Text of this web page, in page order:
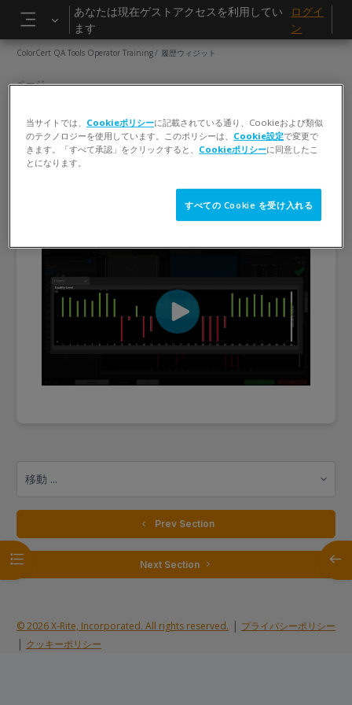
メインコンテンツへスキップする
サイドパネル
あなたは現在ゲストアクセスを利用してい
ます
ログイ
ン
コースインデックスを開く ブロ
ColorCert QA Tools Operator Training 履歴ウィジット
ページ
完了要件
閲覧する
  Prev Section
Next Section
© 2026 X-Rite, Incorporated. All rights reserved. | プライバシーポリシー
| クッキーポリシー
当サイトでは、 Cookieポリシーに記載されている通り、Cookieおよび類似
のテクノロジーを使用しています。このポリシーは、 Cookie設定で変更で
きます。「すべて承認」をクリックすると、 Cookieポリシーに同意したこ
とになります。
すべての Cookie を受け入れる